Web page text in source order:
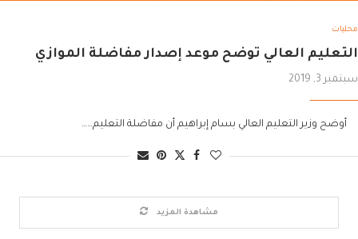
محليات
التعليم العالي توضح موعد إصدار مفاضلة الموازي
سبتمبر 3, 2019
أوضح وزير التعليم العالي بسام إبراهيم أن مفاضلة التعليم……
مشاهدة المزيد